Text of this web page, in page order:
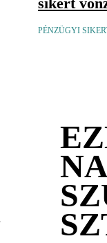
PÉNZÜGYI